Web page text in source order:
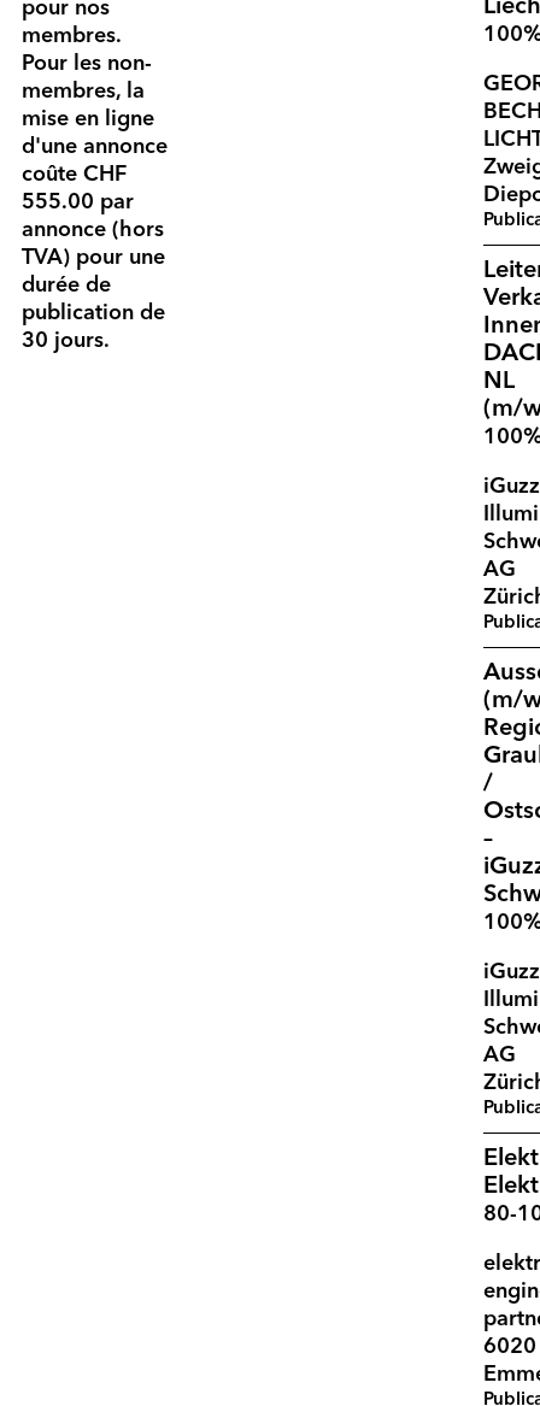
pour nos
membres.
Pour les non-
membres, la
mise en ligne
d'une annonce
coûte CHF
555.00 par
annonce (hors
TVA) pour une
durée de
publication de
30 jours.
NL
(m/
AG
(m/
/
–
AG
80-
6020